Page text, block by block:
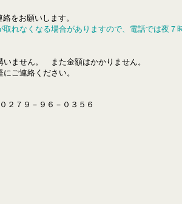
お願いします。
れなくなる場合がありますので、電話では夜７
ません。 また金額はかかりません。
ご連絡ください。
９－９６－０３５６